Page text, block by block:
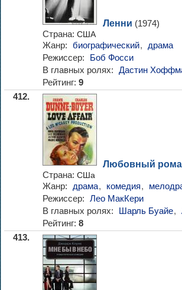
Ленни (1974)
Страна: США
Жанр: биографический,
драма
Режиссер:
Боб Фосси
В главных ролях: Дастин
Рейтинг: 9
412.
Любовный
Страна: СШа
Жанр: драма, комедия,
Режиссер: Лео МакКери
В главных ролях:
Шарль Буайе,
Рейтинг: 8
413.